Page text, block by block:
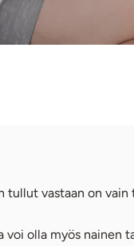
vastaan on vain
voi olla myös